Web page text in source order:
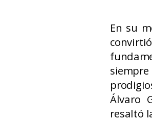
En su
Álvaro
resaltó